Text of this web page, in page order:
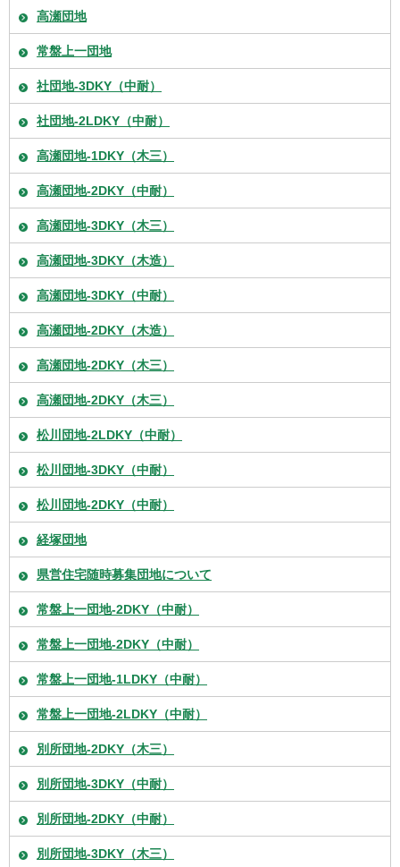
高瀬団地
常盤上一団地
社団地-3DKY（中耐）
社団地-2LDKY（中耐）
高瀬団地-1DKY（木三）
高瀬団地-2DKY（中耐）
高瀬団地-3DKY（木三）
高瀬団地-3DKY（木造）
高瀬団地-3DKY（中耐）
高瀬団地-2DKY（木造）
高瀬団地-2DKY（木三）
高瀬団地-2DKY（木三）
松川団地-2LDKY（中耐）
松川団地-3DKY（中耐）
松川団地-2DKY（中耐）
経塚団地
県営住宅随時募集団地について
常盤上一団地-2DKY（中耐）
常盤上一団地-2DKY（中耐）
常盤上一団地-1LDKY（中耐）
常盤上一団地-2LDKY（中耐）
別所団地-2DKY（木三）
別所団地-3DKY（中耐）
別所団地-2DKY（中耐）
別所団地-3DKY（木三）